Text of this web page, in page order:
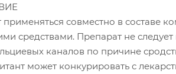
совместно в составе
средствами. Препарат не
каналов по причине
может конкурировать с